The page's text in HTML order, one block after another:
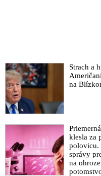
Strach a
na
klesla za
polovicu.
správy
na